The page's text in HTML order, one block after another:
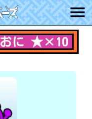
おに ★×10